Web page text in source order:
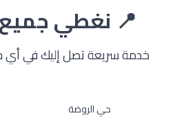
📍 نغطي جميع
خدمة سريعة تصل إليك في
حي الروضة